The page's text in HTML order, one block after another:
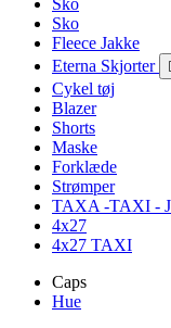
Sko
Sko
Fleece Jakke
Eterna Skjorter
Cykel tøj
Blazer
Shorts
Maske
Forklæde
Strømper
TAXA -TAXI -
4x27
4x27 TAXI
Caps
Hue